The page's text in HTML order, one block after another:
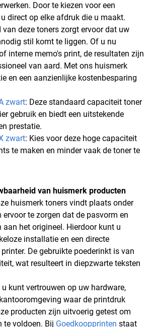
Door te kiezen voor een
direct op elke afdruk die u maakt.
van deze toners zorgt ervoor dat uw
stil komt te liggen. Of u nu
interne memo's print, de resultaten zijn
van aard. Met ons huismerk
en een aanzienlijke kostenbesparing
zwart: Deze standaard capaciteit toner
gebruik en biedt een uitstekende
prestatie.
zwart: Kies voor deze hoge capaciteit
te maken en minder vaak de toner te
van huismerk producten
huismerk toners vindt plaats onder
te zorgen dat de pasvorm en
het origineel. Hierdoor kunt u
installatie en een directe
De gebruikte poederinkt is van
wat resulteert in diepzwarte teksten
kunt vertrouwen op uw hardware,
waar de printdruk
producten zijn uitvoerig getest om
te voldoen. Bij Goedkoopprinten staat